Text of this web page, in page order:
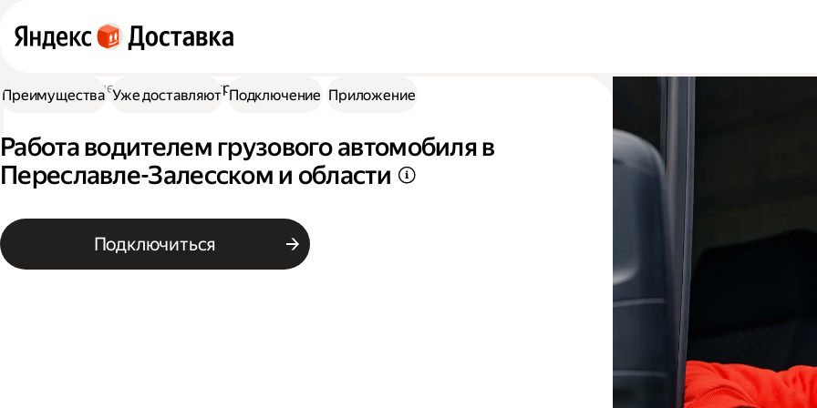
Работа водителем Работа на грузовике
Работа водителем грузового автомобиля в
Переславле-Залесском и области
Подключиться
Преимущества Уже доставляют Подключение Приложение